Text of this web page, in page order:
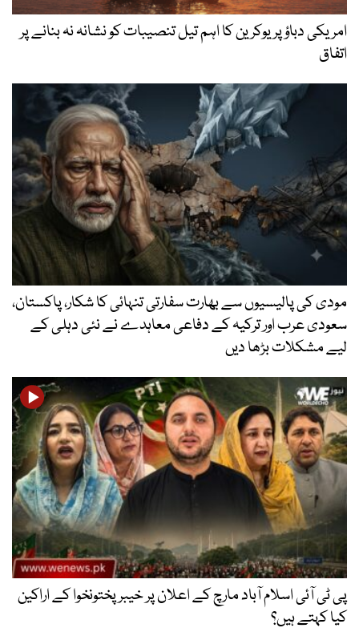
امریکی دباؤ پر یوکرین کا اہم تیل تنصیبات کو نشانہ نہ بنانے پر
اتفاق
مودی کی پالیسیوں سے بھارت سفارتی تنہائی کا شکار، پاکستان،
سعودی عرب اور ترکیہ کے دفاعی معاہدے نے نئی دہلی کے
لیے مشکلات بڑھا دیں
پی ٹی آئی اسلام آباد مارچ کے اعلان پر خیبر پختونخوا کے اراکین
کیا کہتے ہیں؟